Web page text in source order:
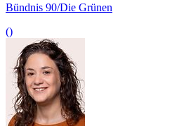
Bündnis 90/Die Grünen
()